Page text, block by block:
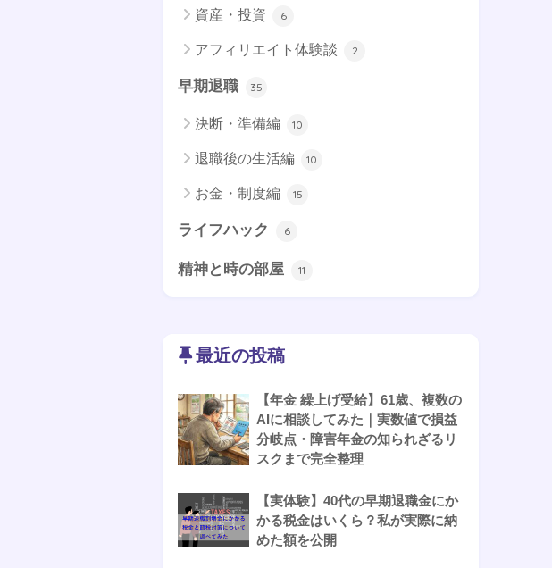
資産・投資 6
アフィリエイト体験談 2
早期退職 35
決断・準備編 10
退職後の生活編 10
お金・制度編 15
ライフハック 6
精神と時の部屋 11
最近の投稿
【年金 繰上げ受給】61歳、複数の
AIに相談してみた｜実数値で損益
分岐点・障害年金の知られざるリ
スクまで完全整理
【実体験】40代の早期退職金にか
かる税金はいくら？私が実際に納
めた額を公開